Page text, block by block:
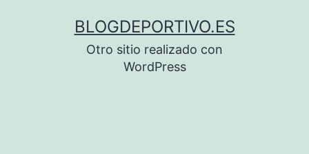
BLOGDEPORTIVO.ES
Otro sitio realizado con
WordPress